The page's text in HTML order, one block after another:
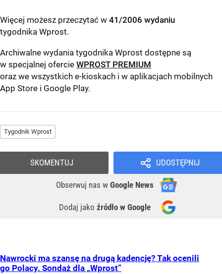
Więcej możesz przeczytać w 41/2006 wydaniu
tygodnika Wprost.
Archiwalne wydania tygodnika Wprost dostępne są
w specjalnej ofercie WPROST PREMIUM
oraz we wszystkich e-kioskach i w aplikacjach mobilnych
App Store i Google Play.
Tygodnik Wprost
UDOSTĘPNIJ
Obserwuj nas w Google News
Dodaj jako źródło w Google
SKOMENTUJ
Nawrocki ma szansę na drugą kadencję? Tak ocenili
go Polacy. Sondaż dla „Wprost”